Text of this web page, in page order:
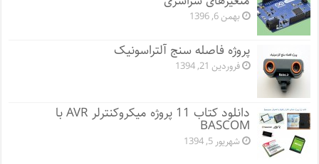
بهمن 6, 1396
پروژه فاصله سنج آلتراسونیک
فروردین 21, 1394
دانلود کتاب 11 پروژه میکروکنترلر AVR با
BASCOM
شهریور 5, 1394